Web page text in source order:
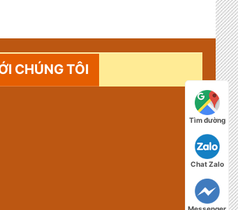
CHÚNG TÔI
Tìm đường
Chat Zalo